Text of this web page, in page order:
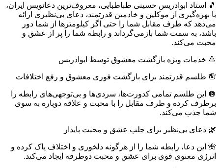
🎵 استاد ابوادریس حسینی طباطبایی، معروف‌ترین دعانویس ایران،
با بهره‌گیری از موکلین و خادمین قدرتمند، دعای بی‌نظیری ارائه
می‌دهد که طرف مقابل شما را حتی اگر کیلومترها از شما دور
باشد، به سمت شما بازمی‌گرداند و رابطه شما را پر از عشق و
محبت می‌کند.
🔺 خدمات ویژه بازگشت معشوق توسط ابوادریس
🪬 طلسم قدرتمند برای بازگشت فوری معشوق و رفع اختلافات
🪩 این طلسم تمامی کدورت‌ها، سردی‌ها و بی‌توجهی‌های رابطه را
برطرف کرده و طرف مقابل را با محبت و علاقه دوباره به سوی
شما جذب می‌کند.
🌿 دعای بی‌نظیر برای جلب عشق و محبت پایدار
🌺 این دعا، رابطه شما را از هرگونه دلخوری و اختلاف پاک کرده و
انرژی معنوی قوی برای عشق و محبت دوطرفه ایجاد می‌کند.